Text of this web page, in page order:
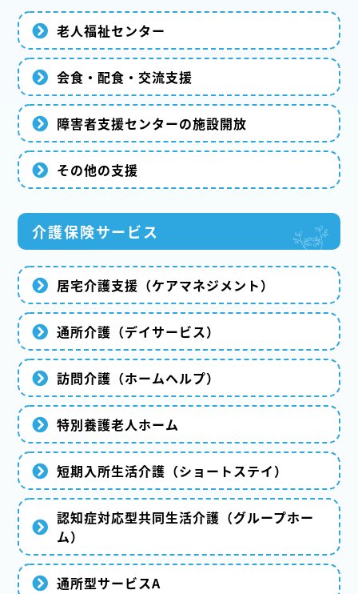
老人福祉センター
会食・配食・交流支援
障害者支援センターの施設開放
その他の支援
介護保険サービス
居宅介護支援（ケアマネジメント）
通所介護（デイサービス）
訪問介護（ホームヘルプ）
特別養護老人ホーム
短期入所生活介護（ショートステイ）
認知症対応型共同生活介護（グループホー
ム）
通所型サービスA